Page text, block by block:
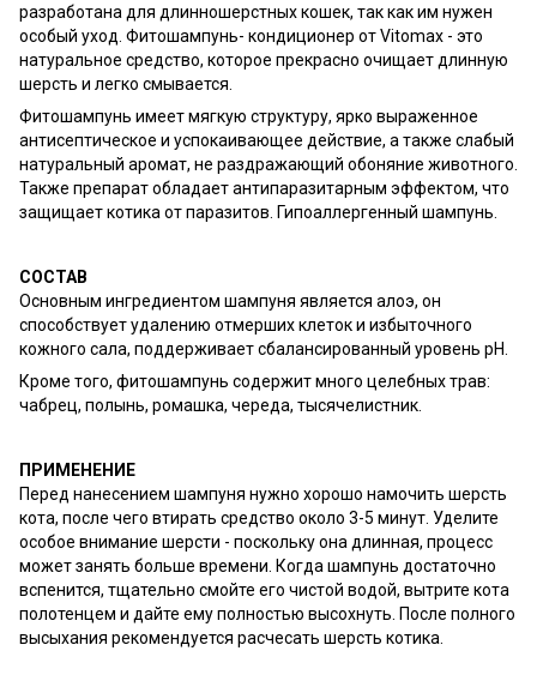
разработана для длинношерстных кошек, так как им нужен
особый уход. Фитошампунь- кондиционер от Vitomax - это
натуральное средство, которое прекрасно очищает длинную
шерсть и легко смывается.
Фитошампунь имеет мягкую структуру, ярко выраженное
антисептическое и успокаивающее действие, а также слабый
натуральный аромат, не раздражающий обоняние животного.
Также препарат обладает антипаразитарным эффектом, что
защищает котика от паразитов. Гипоаллергенный шампунь.
СОСТАВ
Основным ингредиентом шампуня является алоэ, он
способствует удалению отмерших клеток и избыточного
кожного сала, поддерживает сбалансированный уровень рН.
Кроме того, фитошампунь содержит много целебных трав:
чабрец, полынь, ромашка, череда, тысячелистник.
ПРИМЕНЕНИЕ
Перед нанесением шампуня нужно хорошо намочить шерсть
кота, после чего втирать средство около 3-5 минут. Уделите
особое внимание шерсти - поскольку она длинная, процесс
может занять больше времени. Когда шампунь достаточно
вспенится, тщательно смойте его чистой водой, вытрите кота
полотенцем и дайте ему полностью высохнуть. После полного
высыхания рекомендуется расчесать шерсть котика.